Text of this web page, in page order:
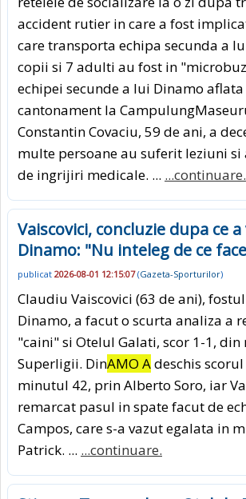
accident rutier in care a fost
care transporta echipa secunda a
copii si 7 adulti au fost in
echipei secunde a lui Dinamo
cantonament la
Constantin Covaciu, 59 de ani, a
multe persoane au suferit leziuni si
de ingrijiri medicale. ... ...continuare.
Vaiscovici, concluzie dupa ce
Dinamo: "Nu inteleg de ce
publicat 2026-08-01 12:15:07(Gazeta-Sporturilor)
Claudiu Vaiscovici (63 de ani),
Dinamo, a facut o scurta analiza a
"caini" si Otelul Galati, scor 1-1,
Superligii. DinAMO Adeschis
minutul 42, prin Alberto Soro, iar
remarcat pasul in spate facut de
Campos, care s-a vazut egalata in
Patrick. ... ...continuare.